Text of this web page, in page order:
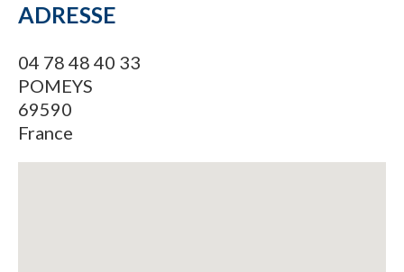
ADRESSE
04 78 48 40 33
POMEYS
69590
France